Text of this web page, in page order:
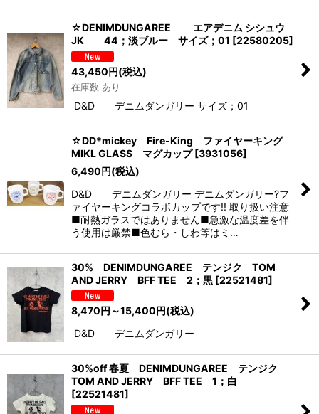
☆DENIMDUNGAREE エアデニム シシュウ
JK 44；淡ブルー サイズ；01 [22580205]
43,450円(税込)
在庫数 あり
D&D デニムダンガリー サイズ；01
☆DD*mickey Fire-King ファイヤーキング
MIKL GLASS マグカップ [3931056]
6,490円(税込)
D&D デニムダンガリー デニムダンガリー?フ
ァイヤーキングコラボカップです!! 取り扱い注意
■耐熱ガラスではありません■急激な温度差を伴
う使用は厳禁■色むら・しわ等はミ…
30% DENIMDUNGAREE テンジク TOM
AND JERRY BFF TEE 2；黒 [22521481]
8,470円 ～15,400円(税込)
D&D デニムダンガリー
30%off 春夏 DENIMDUNGAREE テンジク
TOM AND JERRY BFF TEE 1；白
[22521481]